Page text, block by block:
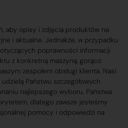
aby opisy i zdjęcia produktów na
i aktualne. Jednakże, w przypadku
poprawności informacji
z konkretną maszyną, gorąco
zespołem obsługi klienta. Nasi
Państwu szczegółowych
najlepszego wyboru. Państwa
dlatego zawsze jesteśmy
pomocy i odpowiedzi na